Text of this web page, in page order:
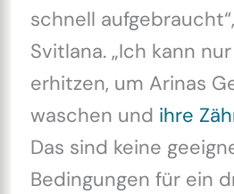
schnell
Svitlana. „Ich kann
erhitzen, um Arinas
waschen und ihre
Das sind keine
Bedingungen für ein